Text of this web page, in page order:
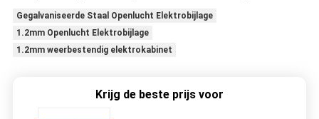
Gegalvaniseerde Staal Openlucht Elektrobijlage
1.2mm Openlucht Elektrobijlage
1.2mm weerbestendig elektrokabinet
Krijg de beste prijs voor